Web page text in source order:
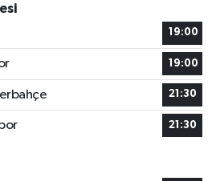
19:00
19:00
21:30
21:30